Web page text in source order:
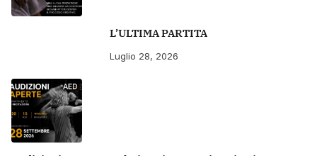
L’ULTIMA PARTITA
Luglio 28, 2026